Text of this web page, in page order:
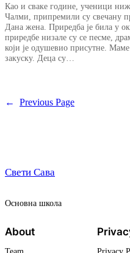
Као и сваке године, ученици
Чалми, припремили су свечану
Дана жена. Приредба је била у
приредбе низале су се песме,
који је одушевио присутне.
закуску. Деца су…
← Previous Page
Свети Сава
Oсновна школа
About
Team Privacy